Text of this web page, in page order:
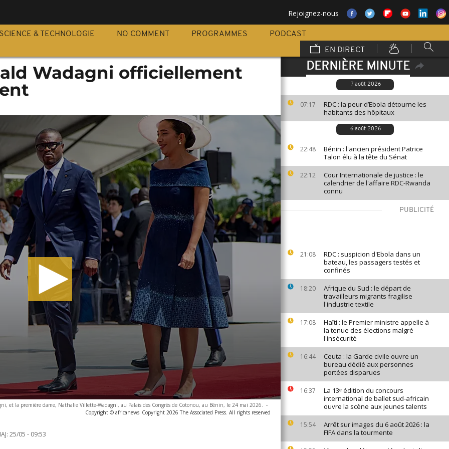
Rejoignez-nous
SCIENCE & TECHNOLOGIE NO COMMENT PROGRAMMES
PODCAST
EN DIRECT
DERNIÈRE MINUTE
7 août 2026
07:17
RDC : la peur d’Ebola détourne les
habitants des hôpitaux
6 août 2026
22:48
Bénin : l'ancien président Patrice
Talon élu à la tête du Sénat
22:12
Cour Internationale de justice : le
calendrier de l'affaire RDC-Rwanda
connu
PUBLICITÉ
21:08
RDC : suspicion d'Ebola dans un
bateau, les passagers testés et
confinés
18:20
Afrique du Sud : le départ de
travailleurs migrants fragilise
l'industrie textile
17:08
Haïti : le Premier ministre appelle à
la tenue des élections malgré
l'insécurité
16:44
Ceuta : la Garde civile ouvre un
bureau dédié aux personnes
portées disparues
16:37
La 13ᵉ édition du concours
international de ballet sud-africain
ouvre la scène aux jeunes talents
15:54
Arrêt sur images du 6 août 2026 : la
FIFA dans la tourmente
Wadagni officiellement
et la première dame, Nathalie Villette-Wadagni, au Palais des Congrès de Cotonou, au Bénin, le 24 mai 2026. -
Copyright © africanews Copyright 2026 The Associated Press. All rights reserved
25/05 - 09:53